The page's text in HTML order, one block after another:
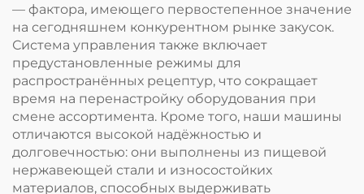
— фактора, имеющего первостепенное значение
на сегодняшнем конкурентном рынке закусок.
Система управления также включает
предустановленные режимы для
распространённых рецептур, что сокращает
время на перенастройку оборудования при
смене ассортимента. Кроме того, наши машины
отличаются высокой надёжностью и
долговечностью: они выполнены из пищевой
нержавеющей стали и износостойких
материалов, способных выдерживать